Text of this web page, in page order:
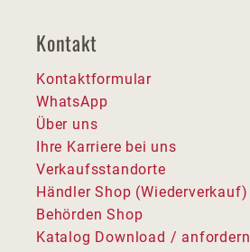
Kontakt
Kontaktformular
WhatsApp
Über uns
Ihre Karriere bei uns
Verkaufsstandorte
Händler Shop (Wiederverkauf)
Behörden Shop
Katalog Download / anfordern